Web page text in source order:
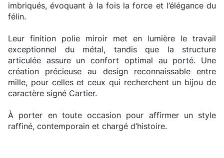
imbriqués, évoquant à la fois la force et l’élégance du
félin.
Leur finition polie miroir met en lumière le travail
exceptionnel du métal, tandis que la structure
articulée assure un confort optimal au porté. Une
création précieuse au design reconnaissable entre
mille, pour celles et ceux qui recherchent un bijou de
caractère signé Cartier.
À porter en toute occasion pour affirmer un style
raffiné, contemporain et chargé d’histoire.